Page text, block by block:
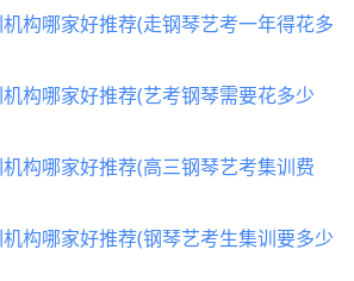
构哪家好推荐(走钢琴艺考一年得花多
构哪家好推荐(艺考钢琴需要花多少
构哪家好推荐(高三钢琴艺考集训费
构哪家好推荐(钢琴艺考生集训要多少